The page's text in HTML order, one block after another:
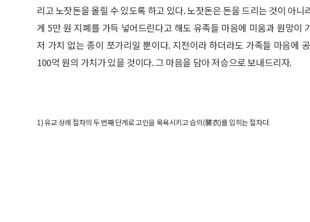
리고 노잣돈을 올릴 수 있도록 하고 있다. 노잣돈은 돈을 드리는 것이 아니
게 5만 원 지폐를 가득 넣어드린다고 해도 유족들 마음에 미움과 원망이
저 가치 없는 종이 쪼가리일 뿐이다. 지전이라 하더라도 가족들 마음에
100억 원의 가치가 있을 것이다. 그 마음을 담아 저승으로 보내드리자.
1) 유교 상례 절차의 두 번째 단계로 고인을 목욕시키고 습의(襲衣)를 입히는 절차다.